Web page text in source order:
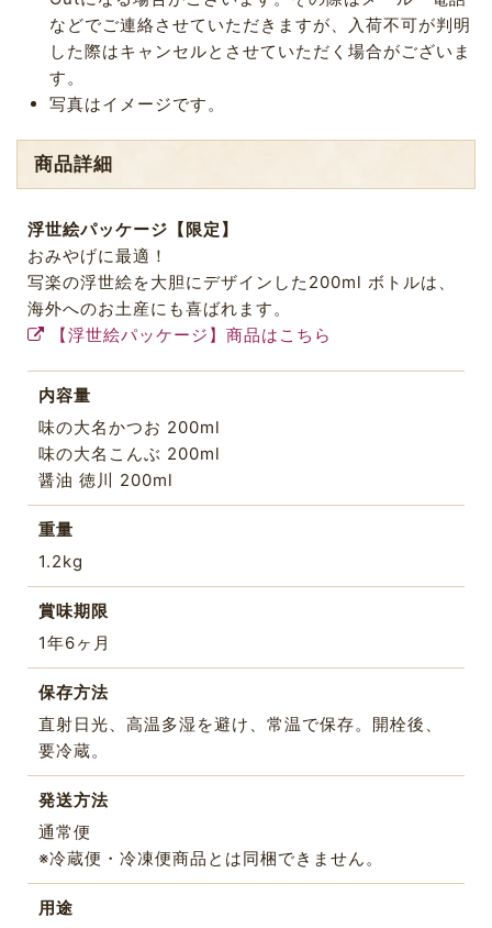
などでご連絡させていただきますが、入荷不可が判明
した際はキャンセルとさせていただく場合がございま
す。
写真はイメージです。
商品詳細
浮世絵パッケージ【限定】
おみやげに最適！
写楽の浮世絵を大胆にデザインした200ml ボトルは、
海外へのお土産にも喜ばれます。
【浮世絵パッケージ】商品はこちら
内容量
味の大名かつお 200ml
味の大名こんぶ 200ml
醤油 徳川 200ml
重量
1.2kg
賞味期限
1年6ヶ月
保存方法
直射日光、高温多湿を避け、常温で保存。開栓後、
要冷蔵。
発送方法
通常便
※冷蔵便・冷凍便商品とは同梱できません。
用途